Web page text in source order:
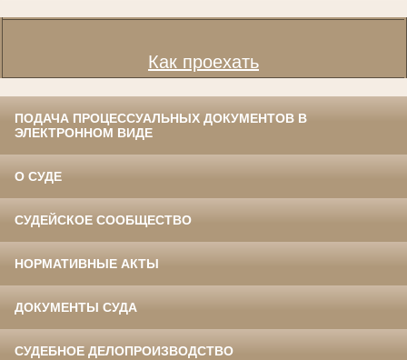
Как проехать
ПОДАЧА ПРОЦЕССУАЛЬНЫХ ДОКУМЕНТОВ В
ЭЛЕКТРОННОМ ВИДЕ
О СУДЕ
СУДЕЙСКОЕ СООБЩЕСТВО
НОРМАТИВНЫЕ АКТЫ
ДОКУМЕНТЫ СУДА
СУДЕБНОЕ ДЕЛОПРОИЗВОДСТВО